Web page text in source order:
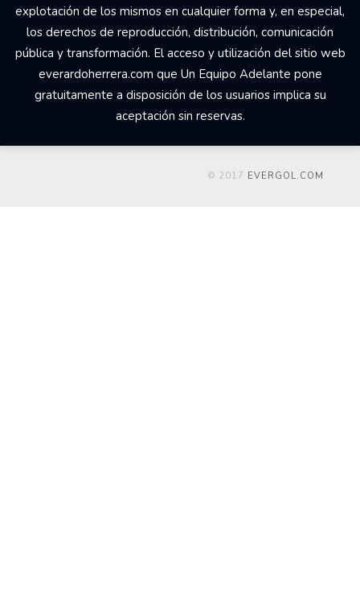
explotación de los mismos en cualquier forma y, en especial,
los derechos de reproducción, distribución, comunicación
pública y transformación. El acceso y utilización del sitio web
everardoherrera.com que Un Equipo Adelante pone
gratuitamente a disposición de los usuarios implica su
aceptación sin reservas.
© 2017 EVERGOL.COM